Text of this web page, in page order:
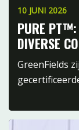
10 JUNI 2026
PURE PT™:
DIVERSE
GreenFields